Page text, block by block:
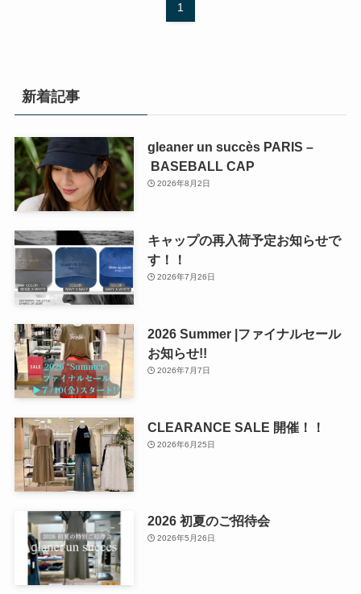
1
新着記事
gleaner un succès PARIS –
BASEBALL CAP
2026年8月2日
キャップの再入荷予定お知らせで
す！！
2026年7月26日
2026 Summer |ファイナルセール
お知らせ!!
2026年7月7日
CLEARANCE SALE 開催！！
2026年6月25日
2026 初夏のご招待会
2026年5月26日